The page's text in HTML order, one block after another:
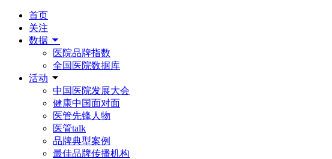
首页
关注
数据
医院品牌指数
全国医院数据库
活动
中国医院发展大会
健康中国面对面
医管先锋人物
医管talk
品牌典型案例
最佳品牌传播机构